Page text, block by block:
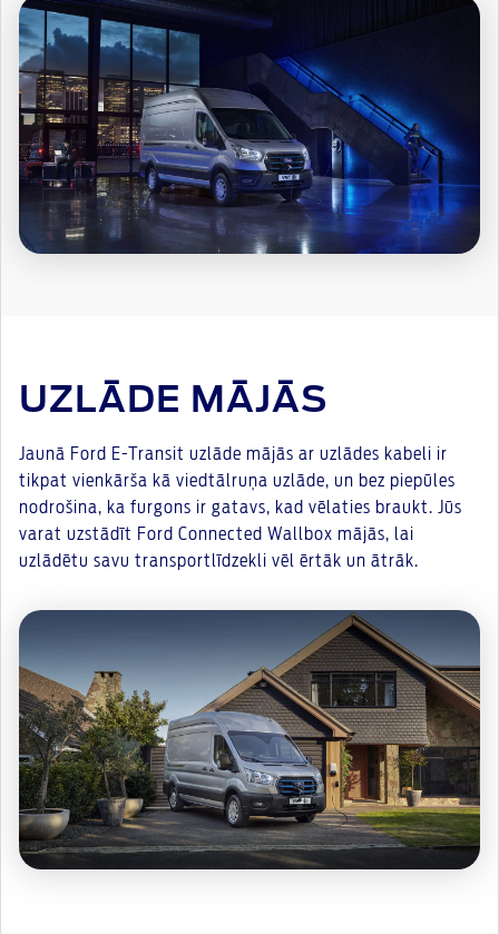
UZLĀDE MĀJĀS
Jaunā Ford E-Transit uzlāde mājās ar uzlādes kabeli ir
tikpat vienkārša kā viedtālruņa uzlāde, un bez piepūles
nodrošina, ka furgons ir gatavs, kad vēlaties braukt. Jūs
varat uzstādīt Ford Connected Wallbox mājās, lai
uzlādētu savu transportlīdzekli vēl ērtāk un ātrāk.